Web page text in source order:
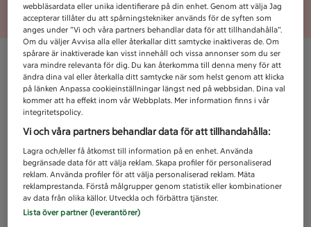
Unknown error
webbläsardata eller unika identifierare på din enhet. Genom att välja Jag
accepterar tillåter du att spårningstekniker används för de syften som
anges under ”Vi och våra partners behandlar data för att tillhandahålla”.
Om du väljer Avvisa alla eller återkallar ditt samtycke inaktiveras de. Om
spårare är inaktiverade kan visst innehåll och vissa annonser som du ser
vara mindre relevanta för dig. Du kan återkomma till denna meny för att
ändra dina val eller återkalla ditt samtycke när som helst genom att klicka
på länken Anpassa cookieinställningar längst ned på webbsidan. Dina val
kommer att ha effekt inom vår Webbplats. Mer information finns i vår
integritetspolicy.
Vi och våra partners behandlar data för att tillhandahålla:
Lagra och/eller få åtkomst till information på en enhet. Använda
begränsade data för att välja reklam. Skapa profiler för personaliserad
reklam. Använda profiler för att välja personaliserad reklam. Mäta
reklamprestanda. Förstå målgrupper genom statistik eller kombinationer
av data från olika källor. Utveckla och förbättra tjänster.
Lista över partner (leverantörer)